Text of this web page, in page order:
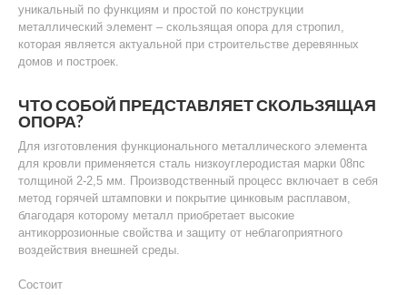
уникальный по функциям и простой по конструкции
металлический элемент – скользящая опора для стропил,
которая является актуальной при строительстве деревянных
домов и построек.
ЧТО СОБОЙ ПРЕДСТАВЛЯЕТ СКОЛЬЗЯЩАЯ
ОПОРА?
Для изготовления функционального металлического элемента
для кровли применяется сталь низкоуглеродистая марки 08пс
толщиной 2-2,5 мм. Производственный процесс включает в себя
метод горячей штамповки и покрытие цинковым расплавом,
благодаря которому металл приобретает высокие
антикоррозионные свойства и защиту от неблагоприятного
воздействия внешней среды.
Состоит